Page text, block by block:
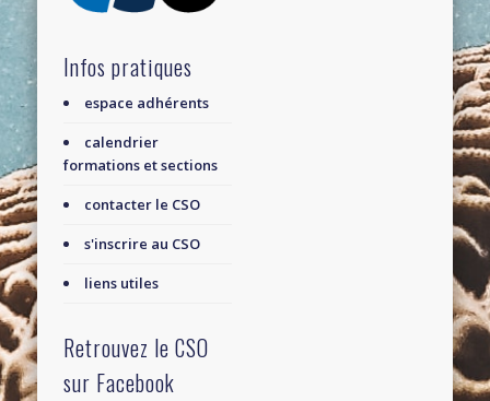
Infos pratiques
espace adhérents
calendrier
formations et sections
contacter le CSO
s'inscrire au CSO
liens utiles
Retrouvez le CSO
sur Facebook